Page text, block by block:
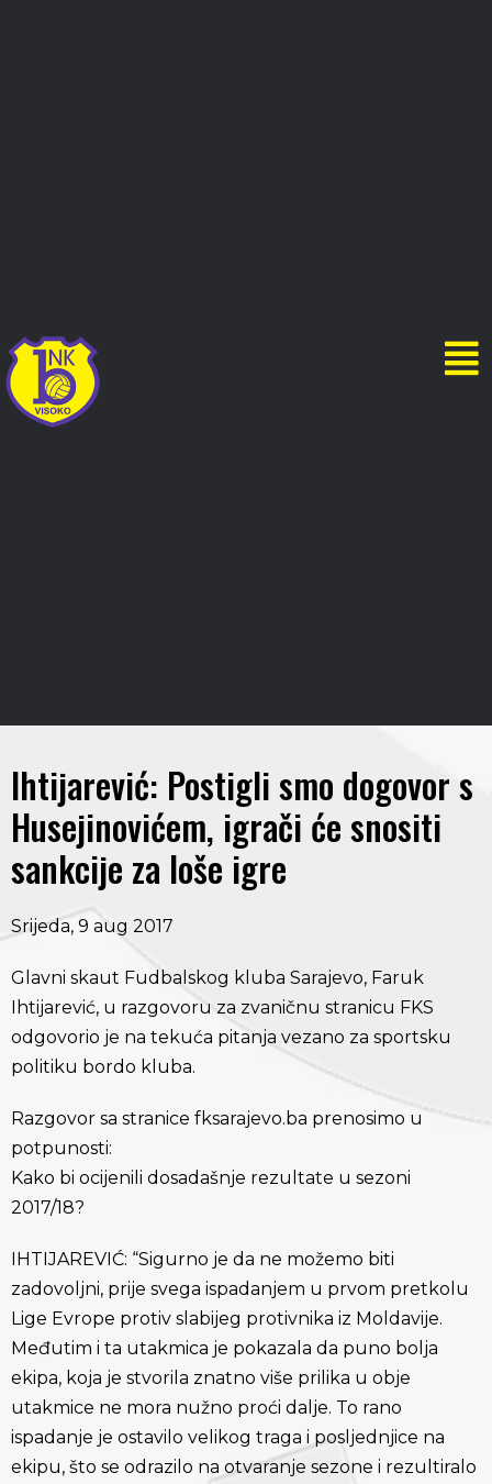
Ihtijarević: Postigli smo dogovor s
Husejinovićem, igrači će snositi
sankcije za loše igre
Srijeda, 9 aug 2017
Glavni skaut Fudbalskog kluba Sarajevo, Faruk
Ihtijarević, u razgovoru za zvaničnu stranicu FKS
odgovorio je na tekuća pitanja vezano za sportsku
politiku bordo kluba.
Razgovor sa stranice fksarajevo.ba prenosimo u
potpunosti:
Kako bi ocijenili dosadašnje rezultate u sezoni
2017/18?
IHTIJAREVIĆ: “Sigurno je da ne možemo biti
zadovoljni, prije svega ispadanjem u prvom pretkolu
Lige Evrope protiv slabijeg protivnika iz Moldavije.
Međutim i ta utakmica je pokazala da puno bolja
ekipa, koja je stvorila znatno više prilika u obje
utakmice ne mora nužno proći dalje. To rano
ispadanje je ostavilo velikog traga i posljednjice na
ekipu, što se odrazilo na otvaranje sezone i rezultiralo